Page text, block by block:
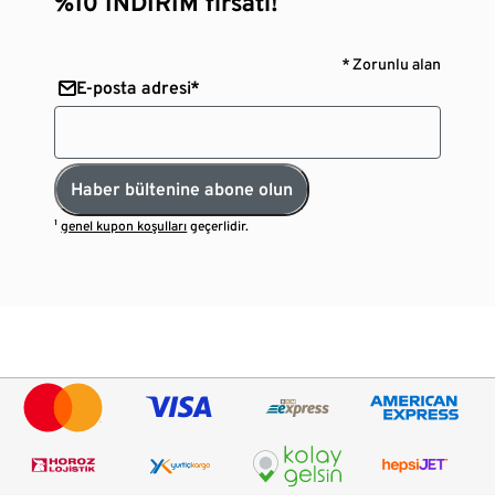
* Zorunlu alan
E-posta adresi*
Haber bültenine abone olun
¹genel kupon koşulları geçerlidir.